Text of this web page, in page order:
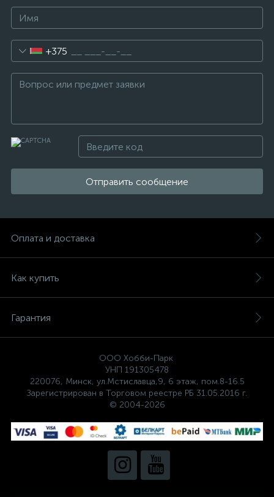
+375
Отправить сообщение
Оплата и доставка
Как купить
Гарантия
ООО Хобби-Парк
УНП 191305478
220076, Минск, ул.Мстиславца,9, 6 этаж, пом.8-16.5
Зарегистрирован в Торговом реестре РБ 31.05.2016 г.
© 2004-2026